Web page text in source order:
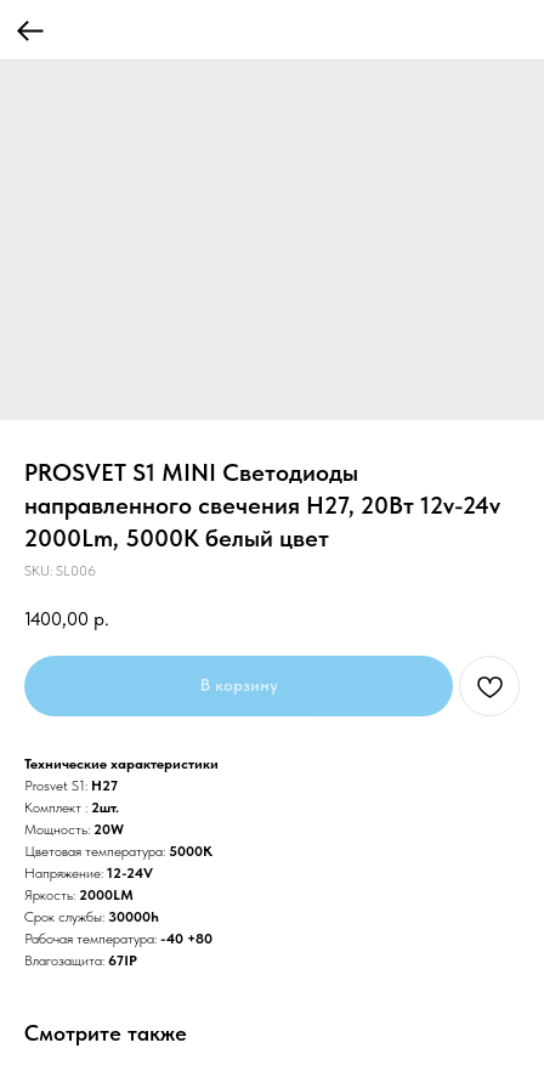
PROSVET S1 MINI Светодиоды
направленного свечения H27, 20Вт 12v-24v
2000Lm, 5000K белый цвет
SKU: SL006
1400,00 р.
В корзину
Технические характеристики
Prosvet S1: H27
Комплект : 2шт.
Мощность: 20W
Цветовая температура: 5000K
Напряжение: 12-24V
Яркость: 2000LM
Срок службы: 30000h
Рабочая температура: -40 +80
Влагозащита: 67IP
Смотрите также